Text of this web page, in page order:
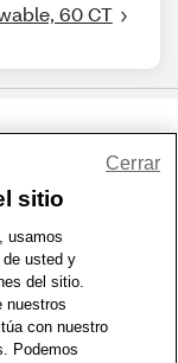
60 CT
| Accesibilidad
| Mapa del sitio
sitio
usamos
usted y
del sitio.
nuestros
con nuestro
Podemos
Cerrar